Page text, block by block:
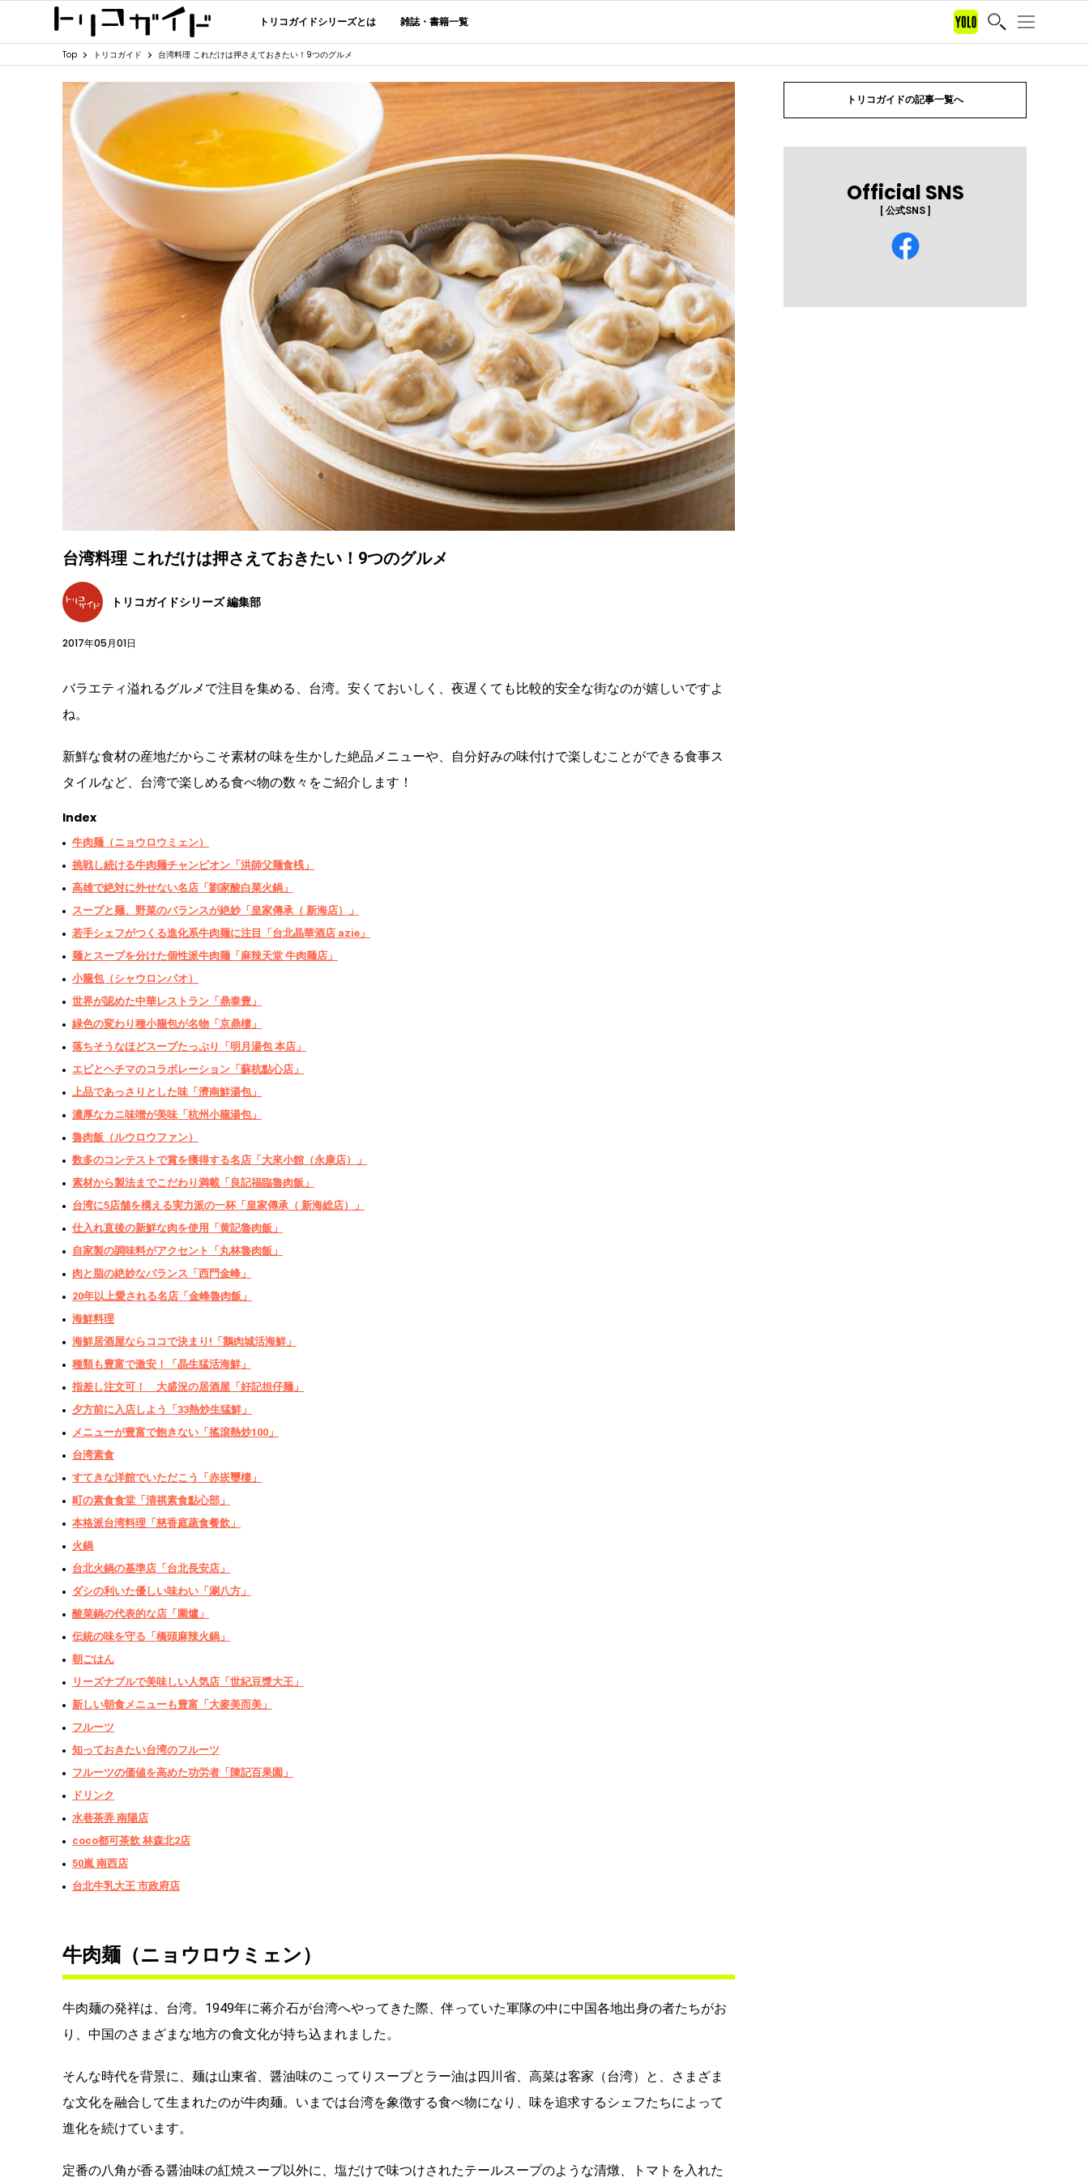
トリコガイドシリーズとは 雑誌・書籍一覧
Top トリコガイド 台湾料理 これだけは押さえておきたい！9つのグルメ
台湾料理 これだけは押さえておきたい！9つのグルメ
トリコガイドシリーズ 編集部
2017年05月01日
バラエティ溢れるグルメで注目を集める、台湾。安くておいしく、夜遅くても比較的安全な街なのが嬉しいですよ
ね。
新鮮な食材の産地だからこそ素材の味を生かした絶品メニューや、自分好みの味付けで楽しむことができる食事ス
タイルなど、台湾で楽しめる食べ物の数々をご紹介します！
Index
牛肉麺（ニョウロウミェン）
挑戦し続ける牛肉麺チャンピオン「洪師父麺食桟」
高雄で絶対に外せない名店「劉家酸白菜火鍋」
スープと麺、野菜のバランスが絶妙「皇家傳承（ 新海店）」
若手シェフがつくる進化系牛肉麺に注目「台北晶華酒店 azie」
麺とスープを分けた個性派牛肉麺「麻辣天堂 牛肉麺店」
小籠包（シャウロンパオ）
世界が認めた中華レストラン「鼎泰豊」
緑色の変わり種小籠包が名物「京鼎樓」
落ちそうなほどスープたっぷり「明月湯包 本店」
エビとヘチマのコラボレーション「蘇杭點心店」
上品であっさりとした味「濟南鮮湯包」
濃厚なカニ味噌が美味「杭州小籠湯包」
魯肉飯（ルウロウファン）
数多のコンテストで賞を獲得する名店「大來小館（永康店）」
素材から製法までこだわり満載「良記福臨魯肉飯」
台湾に5店舗を構える実力派の一杯「皇家傳承（ 新海総店）」
仕入れ直後の新鮮な肉を使用「黄記魯肉飯」
自家製の調味料がアクセント「丸林魯肉飯」
肉と脂の絶妙なバランス「西門金峰」
20年以上愛される名店「金峰魯肉飯」
海鮮料理
海鮮居酒屋ならココで決まり!「鵝肉城活海鮮」
種類も豊富で激安！「晶生猛活海鮮」
指差し注文可！ 大盛況の居酒屋「好記担仔麺」
夕方前に入店しよう「33熱炒生猛鮮」
メニューが豊富で飽きない「搖滾熱炒100」
台湾素食
すてきな洋館でいただこう「赤崁璽樓」
町の素食食堂「清祺素食點心部」
本格派台湾料理「慈香庭蔬食餐飲」
火鍋
台北火鍋の基準店「台北長安店」
ダシの利いた優しい味わい「涮八方」
酸菜鍋の代表的な店「圍爐」
伝統の味を守る「橋頭麻辣火鍋」
朝ごはん
リーズナブルで美味しい人気店「世紀豆漿大王」
新しい朝食メニューも豊富「大麥美而美」
フルーツ
知っておきたい台湾のフルーツ
フルーツの価値を高めた功労者「陳記百果園」
ドリンク
水巷茶弄 南陽店
coco都可茶飲 林森北2店
50嵐 南西店
台北牛乳大王 市政府店
牛肉麺（ニョウロウミェン）
牛肉麺の発祥は、台湾。1949年に蒋介石が台湾へやってきた際、伴っていた軍隊の中に中国各地出身の者たちがお
り、中国のさまざまな地方の食文化が持ち込まれました。
そんな時代を背景に、麺は山東省、醤油味のこってりスープとラー油は四川省、高菜は客家（台湾）と、さまざま
な文化を融合して生まれたのが牛肉麺。いまでは台湾を象徴する食べ物になり、味を追求するシェフたちによって
進化を続けています。
定番の八角が香る醤油味の紅焼スープ以外に、塩だけで味つけされたテールスープのような清燉、トマトを入れた
トリコガイドの記事一覧へ
Official SNS
[ 公式SNS ]